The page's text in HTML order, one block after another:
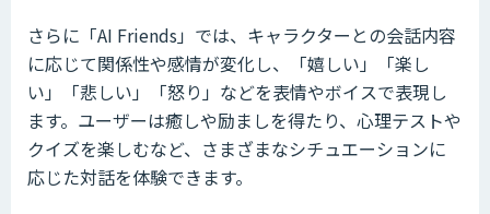
さらに「AI Friends」では、キャラクターとの会話内容
に応じて関係性や感情が変化し、「嬉しい」「楽し
い」「悲しい」「怒り」などを表情やボイスで表現し
ます。ユーザーは癒しや励ましを得たり、心理テストや
クイズを楽しむなど、さまざまなシチュエーションに
応じた対話を体験できます。